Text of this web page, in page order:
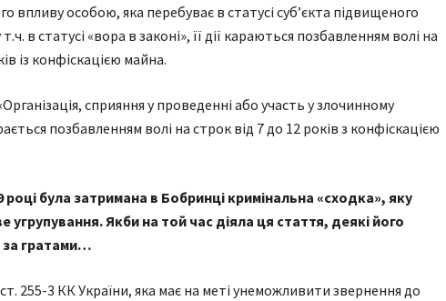
впливу особою, яка перебуває в статусі суб’єкта підвищеного
в статусі «вора в законі», її дії караються позбавленням волі на
із конфіскацією майна.
сприяння у проведенні або участь у злочинному
позбавленням волі на строк від 7 до 12 років з конфіскацією
році була затримана в Бобринці кримінальна «сходка», яку
угрупування. Якби на той час діяла ця стаття, деякі його
за гратами…
255-3 КК України, яка має на меті унеможливити звернення до